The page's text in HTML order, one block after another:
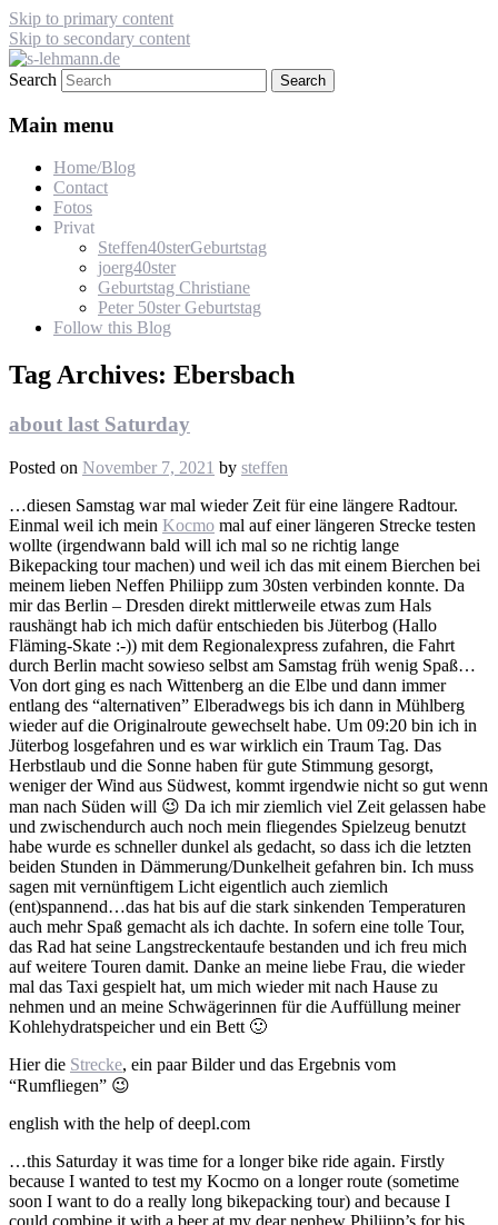
Skip to primary content
Skip to secondary content
s-lehmann.de
Search
Main menu
Home/Blog
Contact
Fotos
Privat
Steffen40sterGeburtstag
joerg40ster
Geburtstag Christiane
Peter 50ster Geburtstag
Follow this Blog
Tag Archives: Ebersbach
about last Saturday
Posted on November 7, 2021 by steffen
…diesen Samstag war mal wieder Zeit für eine längere Radtour.
Einmal weil ich mein Kocmo mal auf einer längeren Strecke testen
wollte (irgendwann bald will ich mal so ne richtig lange
Bikepacking tour machen) und weil ich das mit einem Bierchen bei
meinem lieben Neffen Philiipp zum 30sten verbinden konnte. Da
mir das Berlin – Dresden direkt mittlerweile etwas zum Hals
raushängt hab ich mich dafür entschieden bis Jüterbog (Hallo
Fläming-Skate :-)) mit dem Regionalexpress zufahren, die Fahrt
durch Berlin macht sowieso selbst am Samstag früh wenig Spaß…
Von dort ging es nach Wittenberg an die Elbe und dann immer
entlang des “alternativen” Elberadwegs bis ich dann in Mühlberg
wieder auf die Originalroute gewechselt habe. Um 09:20 bin ich in
Jüterbog losgefahren und es war wirklich ein Traum Tag. Das
Herbstlaub und die Sonne haben für gute Stimmung gesorgt,
weniger der Wind aus Südwest, kommt irgendwie nicht so gut wenn
man nach Süden will 😉 Da ich mir ziemlich viel Zeit gelassen habe
und zwischendurch auch noch mein fliegendes Spielzeug benutzt
habe wurde es schneller dunkel als gedacht, so dass ich die letzten
beiden Stunden in Dämmerung/Dunkelheit gefahren bin. Ich muss
sagen mit vernünftigem Licht eigentlich auch ziemlich
(ent)spannend…das hat bis auf die stark sinkenden Temperaturen
auch mehr Spaß gemacht als ich dachte. In sofern eine tolle Tour,
das Rad hat seine Langstreckentaufe bestanden und ich freu mich
auf weitere Touren damit. Danke an meine liebe Frau, die wieder
mal das Taxi gespielt hat, um mich wieder mit nach Hause zu
nehmen und an meine Schwägerinnen für die Auffüllung meiner
Kohlehydratspeicher und ein Bett 🙂
Hier die Strecke, ein paar Bilder und das Ergebnis vom
“Rumfliegen” 😉
english with the help of deepl.com
…this Saturday it was time for a longer bike ride again. Firstly
because I wanted to test my Kocmo on a longer route (sometime
soon I want to do a really long bikepacking tour) and because I
could combine it with a beer at my dear nephew Philiipp’s for his